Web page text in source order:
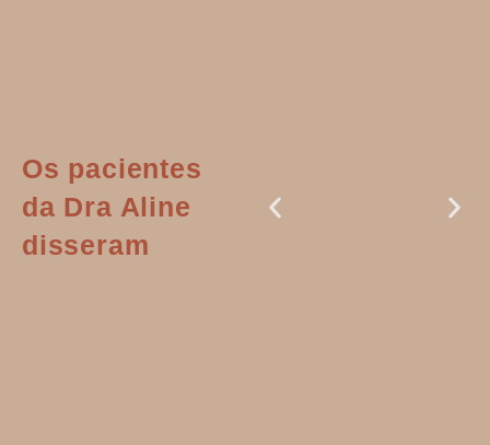
Os pacientes
da Dra Aline
disseram